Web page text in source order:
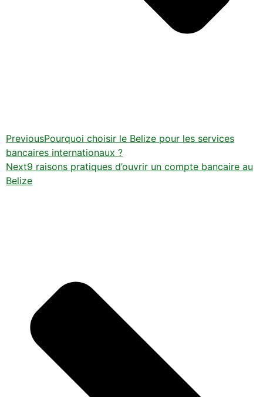
PreviousPourquoi choisir le Belize pour les services
bancaires internationaux ?
Next9 raisons pratiques d’ouvrir un compte bancaire au
Belize